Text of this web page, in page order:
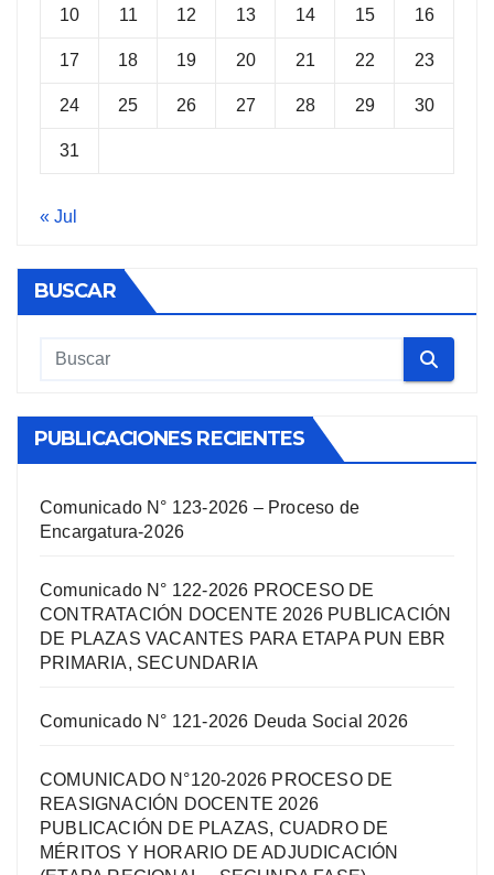
10 11 12 13 14 15 16
17 18 19 20 21 22 23
24 25 26 27 28 29 30
31
« Jul
BUSCAR
PUBLICACIONES RECIENTES
Comunicado N° 123-2026 – Proceso de
Encargatura-2026
Comunicado N° 122-2026 PROCESO DE
CONTRATACIÓN DOCENTE 2026 PUBLICACIÓN
DE PLAZAS VACANTES PARA ETAPA PUN EBR
PRIMARIA, SECUNDARIA
Comunicado N° 121-2026 Deuda Social 2026
COMUNICADO N°120-2026 PROCESO DE
REASIGNACIÓN DOCENTE 2026
PUBLICACIÓN DE PLAZAS, CUADRO DE
MÉRITOS Y HORARIO DE ADJUDICACIÓN